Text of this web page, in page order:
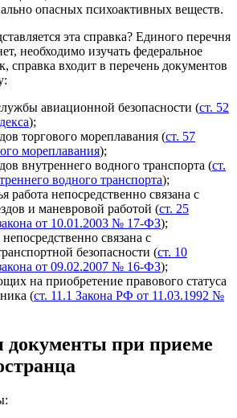
опасных психоактивных веществ.
эта справка? Единого перечня
необходимо изучать федеральное
справка входит в перечень документов
авиационной безопасности (ст. 52
);
торгового мореплавания (ст. 57
мореплавания);
внутреннего водного транспорта (ст.
водного транспорта);
работа непосредственно связана с
и маневровой работой (ст. 25
от 10.01.2003 № 17-ФЗ);
связана с
безопасности (ст. 10
от 09.02.2007 № 16-ФЗ);
на приобретение правового статуса
(ст. 11.1 Закона РФ от 11.03.1992 №
при приеме